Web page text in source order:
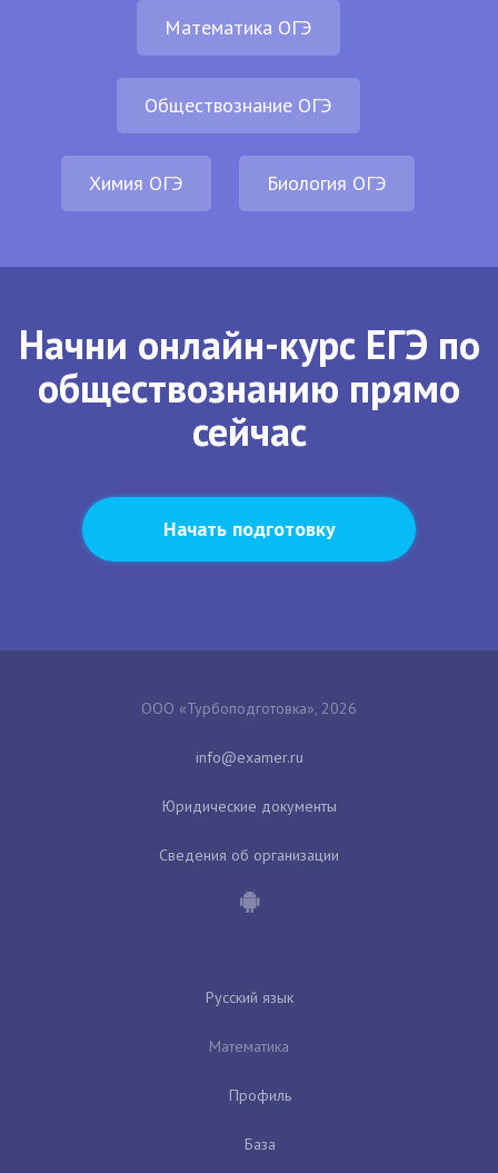
Математика ОГЭ
Обществознание ОГЭ
Химия ОГЭ Биология ОГЭ
Начни онлайн-курс ЕГЭ по
обществознанию прямо
сейчас
Начать подготовку
ООО «Турбоподготовка», 2026
Юридические документы
Сведения об организации
Русский язык
Математика
Профиль
База